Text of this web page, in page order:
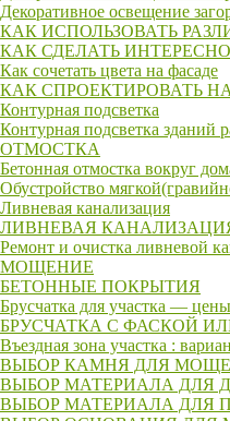
Декоративное освещение
КАК ИСПОЛЬЗОВАТЬ
КАК СДЕЛАТЬ
Как сочетать цвета на фасаде
КАК СПРОЕКТИРОВАТЬ
Контурная подсветка
Контурная подсветка зданий
ОТМОСТКА
Бетонная отмостка вокруг
Обустройство
Ливневая канализация
ЛИВНЕВАЯ
Ремонт и очистка ливневой
МОЩЕНИЕ
БЕТОННЫЕ ПОКРЫТИЯ
Брусчатка для участка —
БРУСЧАТКА С ФАСКОЙ
Въездная зона участка :
ВЫБОР КАМНЯ ДЛЯ
ВЫБОР МАТЕРИАЛА ДЛЯ
ВЫБОР МАТЕРИАЛА ДЛЯ